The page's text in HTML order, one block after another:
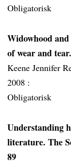
Obligatorisk
Widowhood
of wear and
Keene Jennifer
2008 :
Obligatorisk
Understanding
literature. The
89